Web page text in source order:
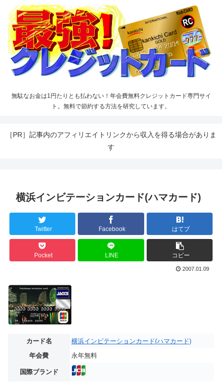
無駄なお金は1円たりとも払わない！年会費無料クレジットカード専門サイ
ト。無料で節約する方法を研究しています。
［PR］記事内のアフィリエイトリンクから収入を得る場合がありま
す
横浜インビテーションカード(ハマカード)
Twitter Facebook はてブ
Pocket LINE コピー
2007.01.09
カード名
横浜インビテーションカード(ハマカード)
年会費
永年無料
国際ブランド